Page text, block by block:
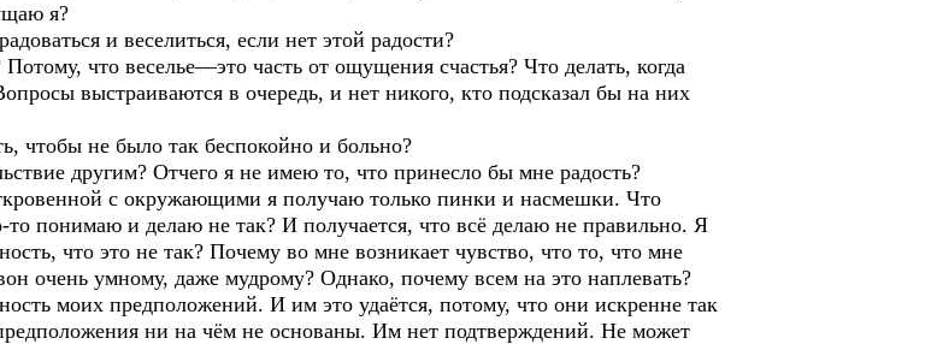
я?
и веселиться, если нет этой радости?
что веселье—это часть от ощущения счастья? Что делать, когда
выстраиваются в очередь, и нет никого, кто подсказал бы на них
чтобы не было так беспокойно и больно?
другим? Отчего я не имею то, что принесло бы мне радость?
с окружающими я получаю только пинки и насмешки. Что
то понимаю и делаю не так? И получается, что всё делаю не правильно. Я
что это не так? Почему во мне возникает чувство, что то, что мне
очень умному, даже мудрому? Однако, почему всем на это наплевать?
моих предположений. И им это удаётся, потому, что они искренне так
ни на чём не основаны. Им нет подтверждений. Не может